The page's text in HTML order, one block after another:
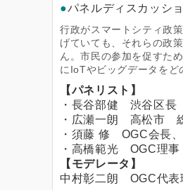
●パネルディスカッシ
行政がスマートシティ政
げていても、それらの政
ん。市民の参加を促すた
にIoTやビッグデータを
【パネリスト】
・長谷部健 渋谷区長
・広瀬一朗 高松市
・須藤 修 OGC会長
・高橋範光 OGC理
【モデレータ】
中村彰二朗 OGC代表